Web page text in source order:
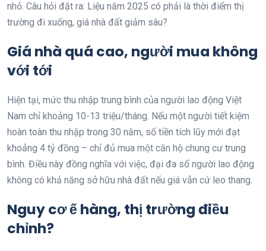
nhỏ. Câu hỏi đặt ra: Liệu năm 2025 có phải là thời điểm thị
trường đi xuống, giá nhà đất giảm sâu?
Giá nhà quá cao, người mua không
với tới
Hiện tại, mức thu nhập trung bình của người lao động Việt
Nam chỉ khoảng 10-13 triệu/tháng. Nếu một người tiết kiệm
hoàn toàn thu nhập trong 30 năm, số tiền tích lũy mới đạt
khoảng 4 tỷ đồng – chỉ đủ mua một căn hộ chung cư trung
bình. Điều này đồng nghĩa với việc, đại đa số người lao động
không có khả năng sở hữu nhà đất nếu giá vẫn cứ leo thang.
Nguy cơ ế hàng, thị trường điều
chỉnh?